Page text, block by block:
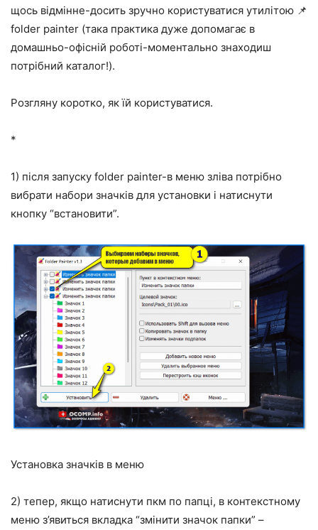
щось відмінне-досить зручно користуватися утилітою 📌
folder painter (така практика дуже допомагає в
домашньо-офісній роботі-моментально знаходиш
потрібний каталог!).
Розгляну коротко, як їй користуватися.
*
1) після запуску folder painter-в меню зліва потрібно
вибрати набори значків для установки і натиснути
кнопку “встановити”.
Установка значків в меню
2) тепер, якщо натиснути пкм по папці, в контекстному
меню з’явиться вкладка “змінити значок папки” –